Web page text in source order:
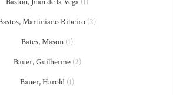
Martiniano Ribeiro (2)
Bates, Mason (1)
Bauer, Guilherme(2)
Bauer, Harold (1)